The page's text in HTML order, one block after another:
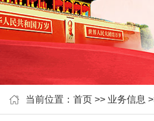
当前位置：首页 >> 业务信息